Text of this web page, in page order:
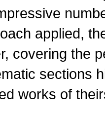
applied,
covering the
sections
works of